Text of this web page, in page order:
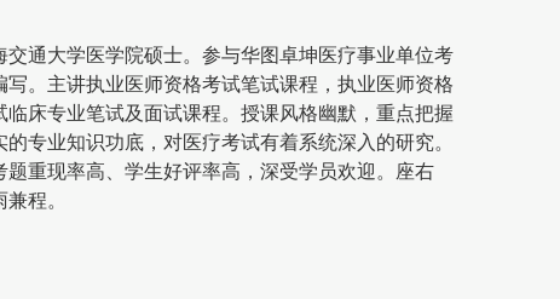
通大学医学院硕士。参与华图卓坤医疗事业单位考
。主讲执业医师资格考试笔试课程，执业医师资格
床专业笔试及面试课程。授课风格幽默，重点把握
专业知识功底，对医疗考试有着系统深入的研究。
重现率高、学生好评率高，深受学员欢迎。座右
程。